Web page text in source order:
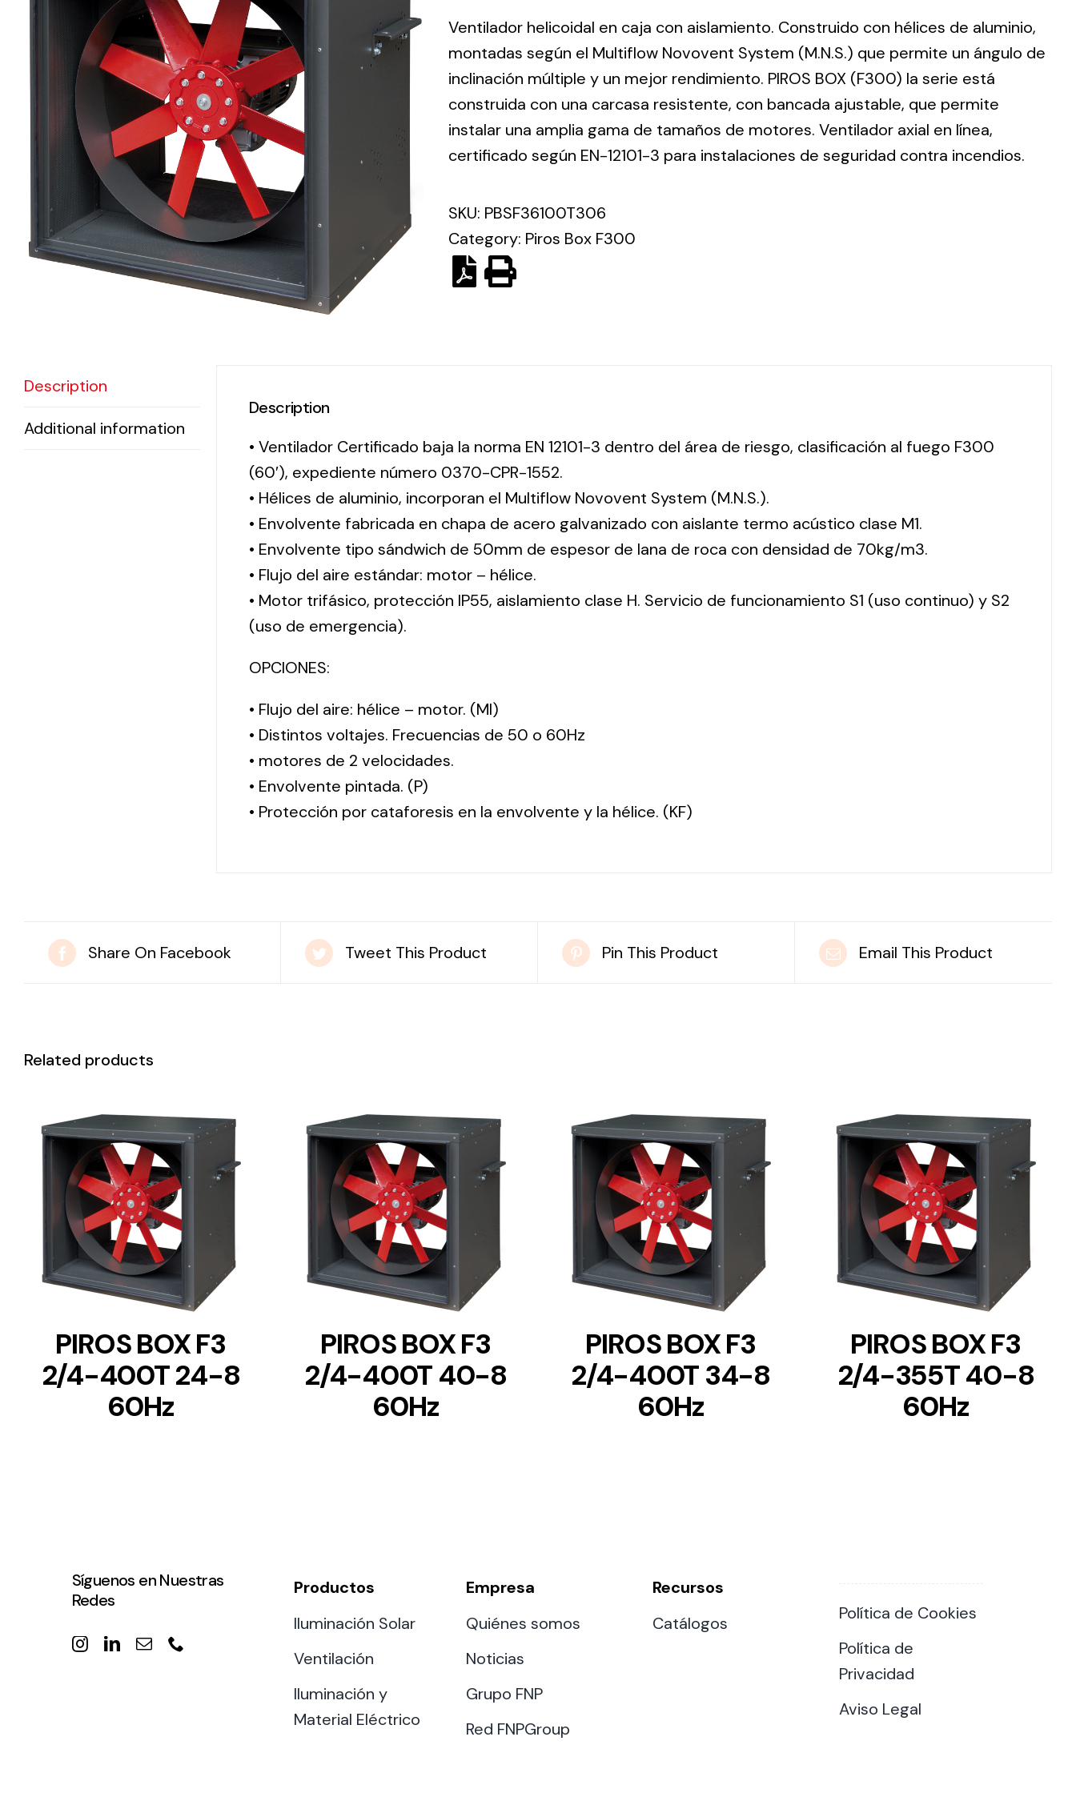
Electrical
Equipment
solutions in
lighting and
electrical
material for
each project
Ventilation
The
incorporation of
Novovent into
offer of
ventilation
products for
different uses
Solar lighting
solutions for all
Ventilador helicoidal en caja con aislamiento. Construido con hélices de aluminio,
montadas según el Multiflow Novovent System (M.N.S.) que permite un ángulo de
inclinación múltiple y un mejor rendimiento. PIROS BOX (F300) la serie está
construida con una carcasa resistente, con bancada ajustable, que permite
instalar una amplia gama de tamaños de motores. Ventilador axial en línea,
certificado según EN-12101-3 para instalaciones de seguridad contra incendios.
SKU: PBSF36100T306
Category: Piros Box F300
Description
Additional information
Description
• Ventilador Certificado baja la norma EN 12101-3 dentro del área de riesgo, clasificación al fuego F300
(60′), expediente número 0370-CPR-1552.
• Hélices de aluminio, incorporan el Multiflow Novovent System (M.N.S.).
• Envolvente fabricada en chapa de acero galvanizado con aislante termo acústico clase M1.
• Envolvente tipo sándwich de 50mm de espesor de lana de roca con densidad de 70kg/m3.
• Flujo del aire estándar: motor – hélice.
• Motor trifásico, protección IP55, aislamiento clase H. Servicio de funcionamiento S1 (uso continuo) y S2
(uso de emergencia).
OPCIONES:
• Flujo del aire: hélice – motor. (MI)
• Distintos voltajes. Frecuencias de 50 o 60Hz
• motores de 2 velocidades.
• Envolvente pintada. (P)
• Protección por cataforesis en la envolvente y la hélice. (KF)
Share On Facebook Tweet This Product Pin This Product Email This Product
Related products
DETAILS
PIROS BOX F3
2/4-400T 24-8
60Hz
DETAILS
PIROS BOX F3
2/4-400T 40-8
60Hz
DETAILS
PIROS BOX F3
2/4-400T 34-8
60Hz
DETAILS
PIROS BOX F3
2/4-355T 40-8
60Hz
Síguenos en Nuestras
Redes
Productos
Iluminación Solar
Ventilación
Iluminación y
Material Eléctrico
Empresa
Quiénes somos
Noticias
Grupo FNP
Red FNPGroup
Recursos
Catálogos
Política de Cookies
Política de
Privacidad
Aviso Legal